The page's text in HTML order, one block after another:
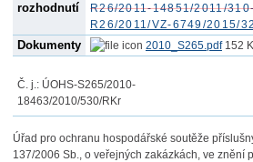
rozhodnutí
R26/2011-14851/2011/
R26/2011/VZ-6749/2015/
Dokumenty 2010_S265.pdf152
Č. j.: ÚOHS-S265/2010-
18463/2010/530/RKr
Úřad pro ochranu hospodářské soutěže
137/2006 Sb., o veřejných zakázkách, ve znění